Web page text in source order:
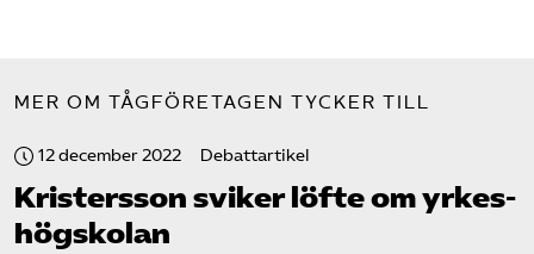
MER OM TÅGFÖRETAGEN TYCKER TILL
12 december 2022 Debattartikel
Kristersson sviker löfte om yrkes­
högskolan